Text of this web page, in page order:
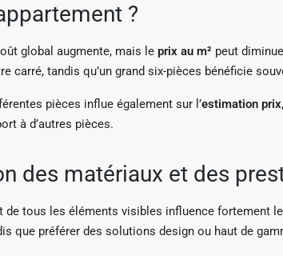
?
global augmente, mais le prix au m² peut
carré, tandis qu’un grand six-pièces bénéficie
pièces influe également sur l’estimation prix
à d’autres pièces.
des matériaux et des
tous les éléments visibles influence fortement
que préférer des solutions design ou haut de